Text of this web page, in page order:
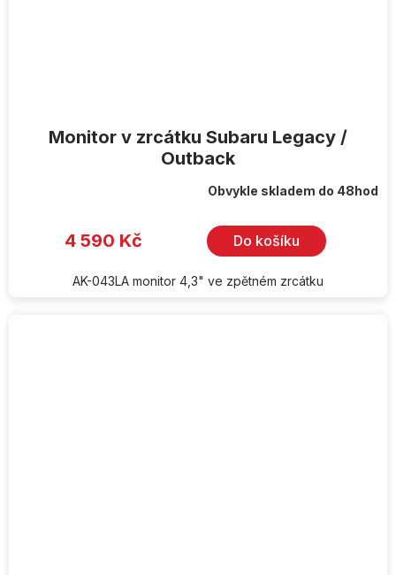
Monitor v zrcátku Subaru Legacy /
Outback
Obvykle skladem do 48hod
4 590 Kč Do košíku
AK-043LA monitor 4,3" ve zpětném zrcátku